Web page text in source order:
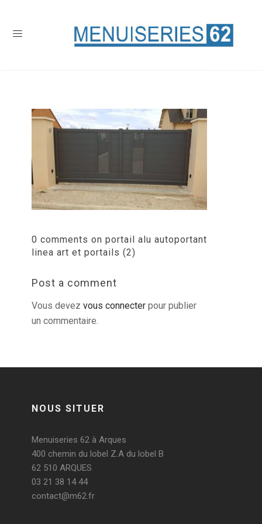
0 comments on portail alu autoportant
linea art et portails (2)
Post a comment
Vous devez vous connecter pour publier
un commentaire.
NOUS SITUER
Menuiseries 62 à Arques
400 chemin du lobel Z.A du lobel B
62 510 ARQUES
03 21 38 14 44
contact@m62.fr